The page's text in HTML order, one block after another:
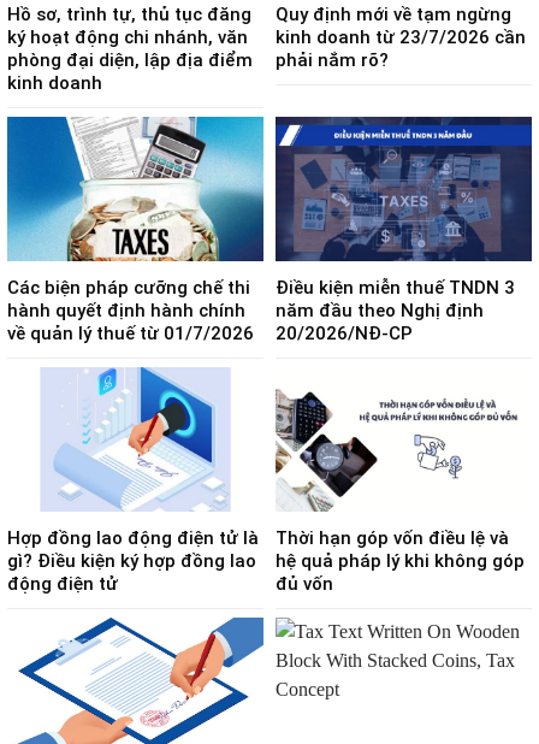
Hồ sơ, trình tự, thủ tục đăng
ký hoạt động chi nhánh, văn
phòng đại diện, lập địa điểm
kinh doanh
Quy định mới về tạm ngừng
kinh doanh từ 23/7/2026 cần
phải nắm rõ?
Các biện pháp cưỡng chế thi
hành quyết định hành chính
về quản lý thuế từ 01/7/2026
Điều kiện miễn thuế TNDN 3
năm đầu theo Nghị định
20/2026/NĐ-CP
Hợp đồng lao động điện tử là
gì? Điều kiện ký hợp đồng lao
động điện tử
Thời hạn góp vốn điều lệ và
hệ quả pháp lý khi không góp
đủ vốn